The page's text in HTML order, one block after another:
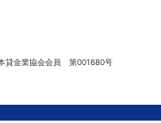
貸金業協会会員 第001680号